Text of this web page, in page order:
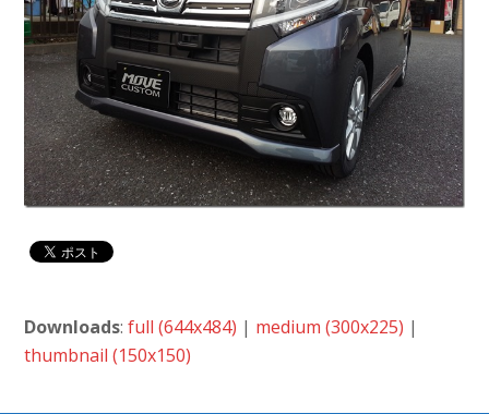
Downloads:full (644x484) | medium (300x225) |
thumbnail (150x150)